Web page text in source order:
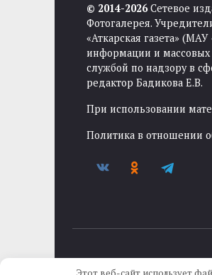
© 2014-2026Сетевое
Фотогалерея.
«Аткарская газета»
информации и массовых
службой по надзору в
редактор Бадикова Е.В.
При использовании
Политика в отношении